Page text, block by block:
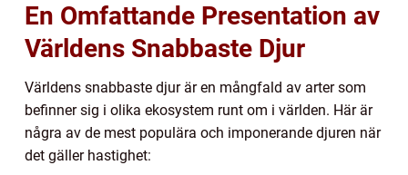
En Omfattande Presentation av
Världens Snabbaste Djur
Världens snabbaste djur är en mångfald av arter som
befinner sig i olika ekosystem runt om i världen. Här är
några av de mest populära och imponerande djuren när
det gäller hastighet: